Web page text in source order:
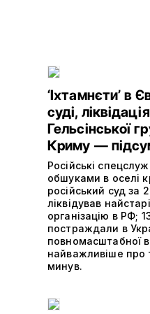
‘Іхтамнєти’ в
суді,
Гельсінської
Криму —
Російські
обшуками в оселі
російський суд за
ліквідував
організацію в РФ;
постраждали в
повномасштабної
найважливіше
минув.